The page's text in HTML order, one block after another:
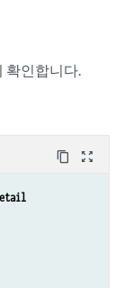
확인합니다.
content_copy zoom_out_map